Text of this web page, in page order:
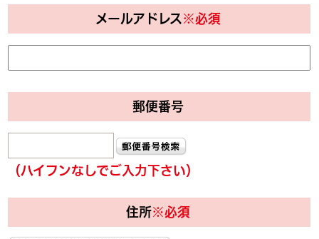
メールアドレス ※必須
郵便番号
（ハイフンなしでご入力下さい）
住所※必須